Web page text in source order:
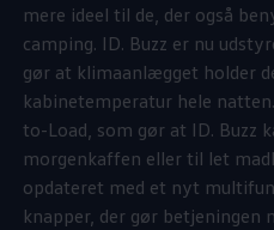
mere ideel til de, der også
camping. ID. Buzz er nu
gør at klimaanlægget holder
kabinetemperatur hele
to-Load, som gør at ID. Buzz
morgenkaffen eller til let
opdateret med et nyt
knapper, der gør